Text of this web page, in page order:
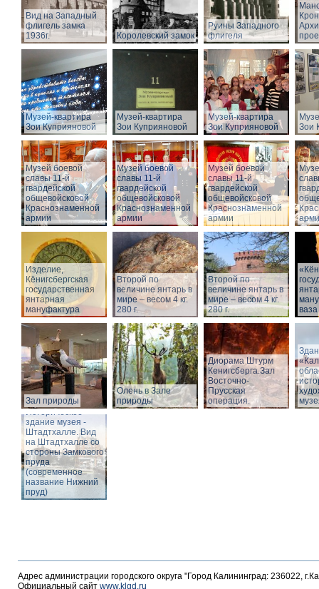
Вид на Западный
флигель замка
1936г.
Королевский замок
Руины Западного
флигеля
Музей-квартира
Зои Куприяновой
Музей-квартира
Зои Куприяновой
Музей-квартира
Зои Куприяновой
Зои
Музей боевой
славы 11-й
гвардейской
общевойсковой
Краснознаменной
армии
Музей боевой
славы 11-й
гвардейской
общевойсковой
Краснознаменной
армии
Музей боевой
славы 11-й
гвардейской
общевойсковой
Краснознаменной
армии
Изделие,
Кёнигсбергская
государственная
янтарная
мануфактура
Второй по
величине янтарь в
мире – весом 4 кг.
280 г.
Второй по
величине янтарь в
мире – весом 4 кг.
280 г.
Зал природы
Олень в Зале
природы
Диорама Штурм
Кенигсберга.Зал
Восточно-
Прусская
операция.
Историческое
здание музея -
Штадтхалле. Вид
на Штадтхалле со
стороны Замкового
пруда
(современное
название Нижний
пруд)
Адрес администрации городского округа "Город Калининград: 236022,
Официальный сайт www.klgd.ru